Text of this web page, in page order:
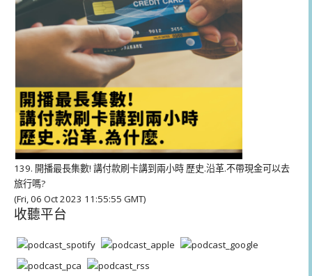
139. 開播最長集數! 講付款刷卡講到兩小時 歷史.沿革.不帶現金可以去
旅行嗎?
(Fri, 06 Oct 2023 11:55:55 GMT)
收聽平台